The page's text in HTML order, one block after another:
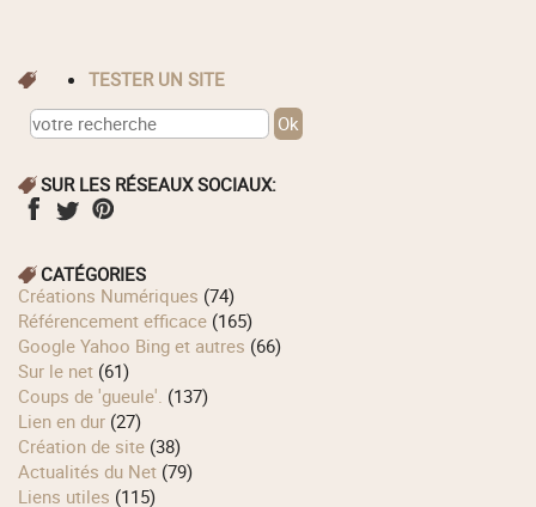
TESTER UN SITE
SUR LES RÉSEAUX SOCIAUX:
CATÉGORIES
Créations Numériques (74)
Référencement efficace (165)
Google Yahoo Bing et autres (66)
Sur le net (61)
Coups de 'gueule'. (137)
Lien en dur (27)
Création de site (38)
Actualités du Net (79)
Liens utiles (115)